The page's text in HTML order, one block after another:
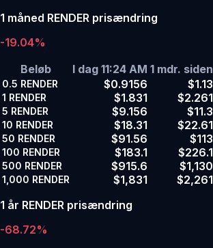
1 måned RENDER prisændring
-19.04%
Beløb
I dag 11:24 AM 1 mdr. siden
0.5 RENDER $0.9156 $1.13
1 RENDER $1.831 $2.261
5 RENDER $9.156 $11.3
10 RENDER $18.31 $22.61
50 RENDER $91.56 $113
100 RENDER $183.1 $226.1
500 RENDER $915.6 $1,130
1,000 RENDER $1,831
$2,261
1 år RENDER prisændring
-68.72%